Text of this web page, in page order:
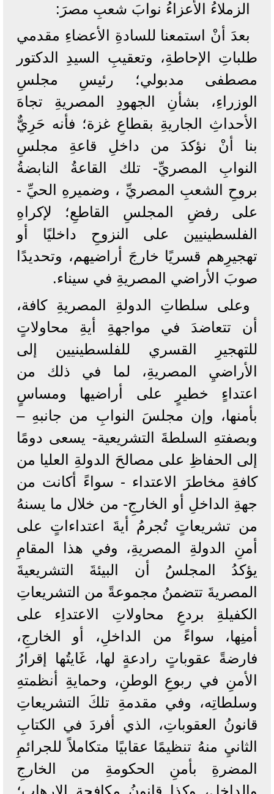
الزملاءُ الأعزاءُ نوابَ شعبِ مصرَ:
بعدَ أنْ استمعنا للسادةِ الأعضاءِ مقدمي
طلباتِ الإحاطةِ، وتعقيبِ السيدِ الدكتور
مصطفى مدبولي؛ رئيسِ مجلسِ
الوزراءِ، بشأنِ الجهودِ المصريةِ تجاهَ
الأحداثِ الجاريةِ بقطاعِ غزة؛ فأنه حَرِيٌّ
بنا أنْ نؤكدَ من داخلِ قاعةِ مجلسِ
النوابِ المصريِّ- تلك القاعةُ النابضةُ
بروحِ الشعبِ المصريِّ ، وضميرهِ الحيِّ -
على رفضِ المجلسِ القاطعِ؛ لإكراهِ
الفلسطينيين على النزوحِ داخليًا أو
تهجيرِهم قسريًا خارجَ أراضيهم، وتحديدًا
صوبَ الأراضي المصريةِ في سيناء.
وعلى سلطاتِ الدولةِ المصريةِ كافة،
أن تتعاضدَ في مواجهةِ أيةِ محاولاتٍ
للتهجيرِ القسري للفلسطينيين إلى
الأراضيِ المصريةِ، لما في ذلك من
اعتداءٍ خطيرٍ على أراضيها ومساسٍ
بأمنها، وإن مجلسَ النوابِ من جانبهِ –
وبصفتهِ السلطةَ التشريعية- يسعى دومًا
إلى الحفاظِ على مصالحَ الدولةِ العليا من
كافةِ مخاطرَ الاعتداء - سواءً أكانت من
جهةِ الداخلِ أو الخارجِ- من خلال ما يسنهُ
من تشريعاتٍ تُجرمُ أيةَ اعتداءاتٍ على
أمنِ الدولةِ المصريةِ، وفي هذا المقامِ
يؤكدُ المجلسُ أن البيئةَ التشريعيةَ
المصريةَ تتضمنُ مجموعةً من التشريعاتِ
الكفيلةِ بردعِ محاولاتِ الاعتداِء على
أمنِها، سواءً من الداخلِ، أو الخارجِ،
فارضةً عقوباتٍ رادعةٍ لها، غَايتُها إقرارُ
الأمنِ في ربوعِ الوطنِ، وحمايةِ أنظمتهِ
وسلطاتِه، وفي مقدمةِ تلكَ التشريعاتِ
قانونُ العقوباتِ، الذي أفردَ في الكتابِ
الثانيِ منهُ تنظيمًا عقابيًا متكاملاً للجرائمِ
المضرةِ بأمنِ الحكومةِ من الخارجِ
والداخلِ، وكذا قانونُ مكافحةِ الإرهابِ؛